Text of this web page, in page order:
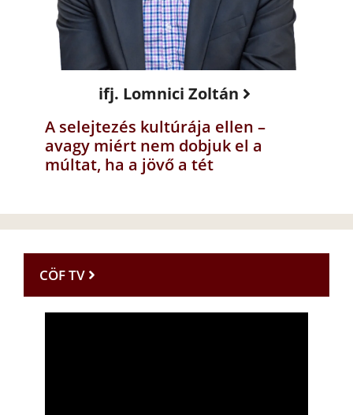
ifj. Lomnici Zoltán
A selejtezés kultúrája ellen –
avagy miért nem dobjuk el a
múltat, ha a jövő a tét
CÖF TV